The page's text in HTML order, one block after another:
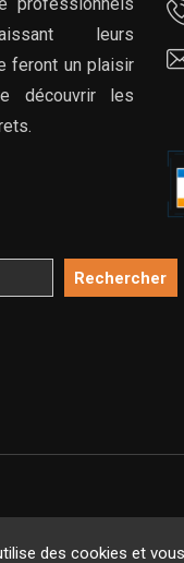
des cookies et
leurs
feront un plaisir
découvrir les
Rechercher